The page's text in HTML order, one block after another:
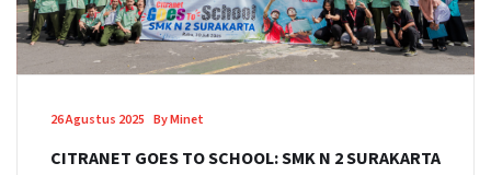
26 Agustus 2025 By Minet
CITRANET GOES TO SCHOOL: SMK N 2 SURAKARTA